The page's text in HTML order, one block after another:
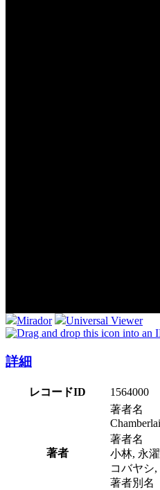
Mirador
Universal Viewer
詳細
レコードID 1564000
著者
著者名
著者名
小林, 永濯
コバヤシ
著者別名